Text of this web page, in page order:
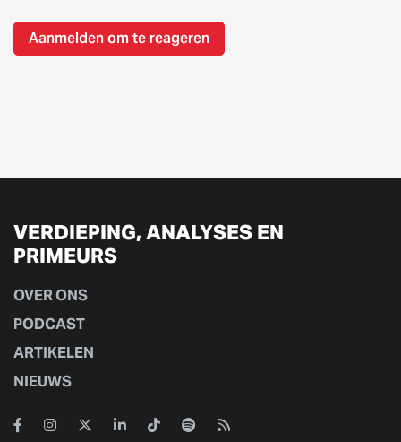
Aanmelden om te reageren
VERDIEPING, ANALYSES EN
PRIMEURS
OVER ONS
PODCAST
ARTIKELEN
NIEUWS